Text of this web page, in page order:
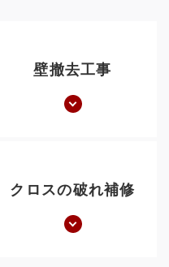
壁撤去工事
クロスの破れ補修